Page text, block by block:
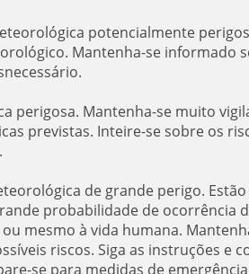
potencialmente
Mantenha-se informado
perigosa. Mantenha-se muito
previstas. Inteire-se sobre os
de grande perigo.
probabilidade de ocorrência
mesmo à vida humana.
riscos. Siga as instruções e
se para medidas de